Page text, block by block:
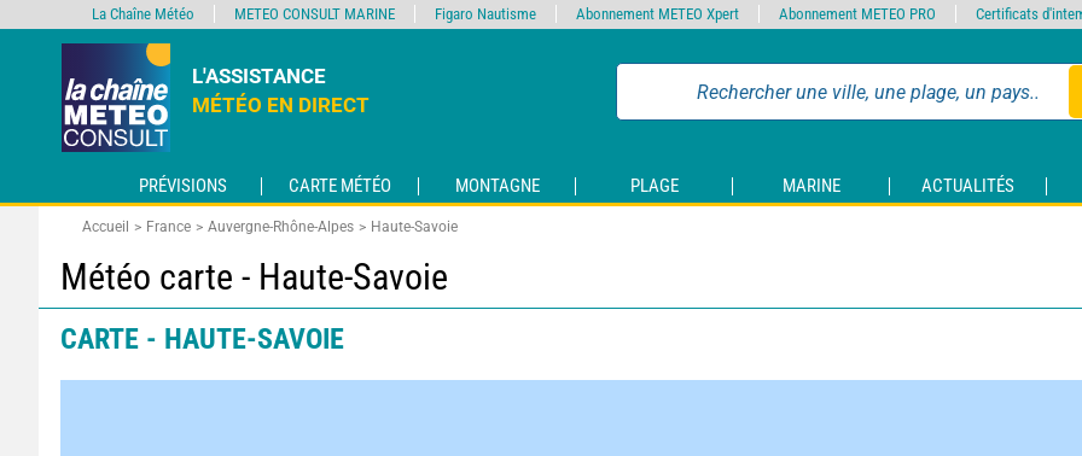
L'ASSISTANCE
MÉTÉO EN DIRECT
PRÉVISIONS CARTE MÉTÉO MONTAGNE PLAGE MARINE ACTUALITÉS
Accueil France Auvergne-Rhône-Alpes Haute-Savoie
Météo carte - Haute-Savoie
CARTE - HAUTE-SAVOIE
La Chaîne Météo METEO CONSULT MARINE Figaro Nautisme Abonnement METEO Xpert Abonnement METEO PRO Certificats